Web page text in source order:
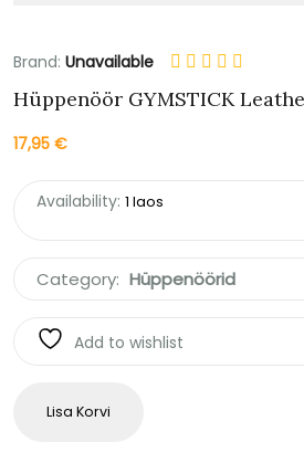
Brand: Unavailable
Hüppenöör GYMSTICK
17,95 €
Availability: 1 laos
Category: Hüppenöörid
Add to wishlist
Lisa Korvi